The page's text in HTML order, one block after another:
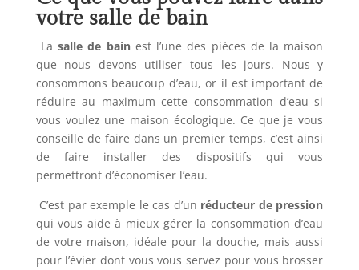
votre salle de bain
Lasalle de bainest l’une des pièces de la maison
que nous devons utiliser tous les jours. Nous y
consommons beaucoup d’eau, or il est important de
réduire au maximum cette consommation d’eau si
vous voulez une maison écologique. Ce que je vous
conseille de faire dans un premier temps, c’est ainsi
de faire installer des dispositifs qui vous
permettront d’économiser l’eau.
C’est par exemple le cas d’un réducteur de pression
qui vous aide à mieux gérer la consommation d’eau
de votre maison, idéale pour la douche, mais aussi
pour l’évier dont vous vous servez pour vous brosser